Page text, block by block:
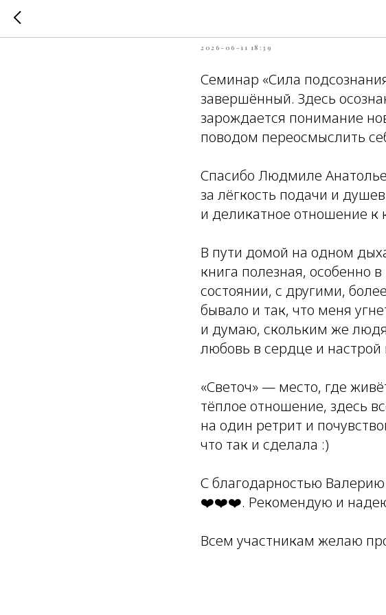
2026-06-11 18:39
Семинар «Сила
завершённый. Здесь
зарождается понимание
поводом переосмыслить
Спасибо Людмиле
за лёгкость подачи и
и деликатное отношение к
В пути домой на одном
книга полезная, особенно
состоянии, с другими,
бывало и так, что меня
и думаю, скольким же
любовь в сердце и настрой
«Светоч» — место, где
тёплое отношение, здесь
на один ретрит и
что так и сделала :)
С благодарностью
❤️❤️❤️. Рекомендую и
Всем участникам желаю